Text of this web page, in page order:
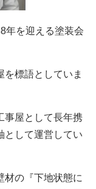
年を迎える塗装会
標語としていま
事屋として長年携
として運営してい
材の『下地状態に